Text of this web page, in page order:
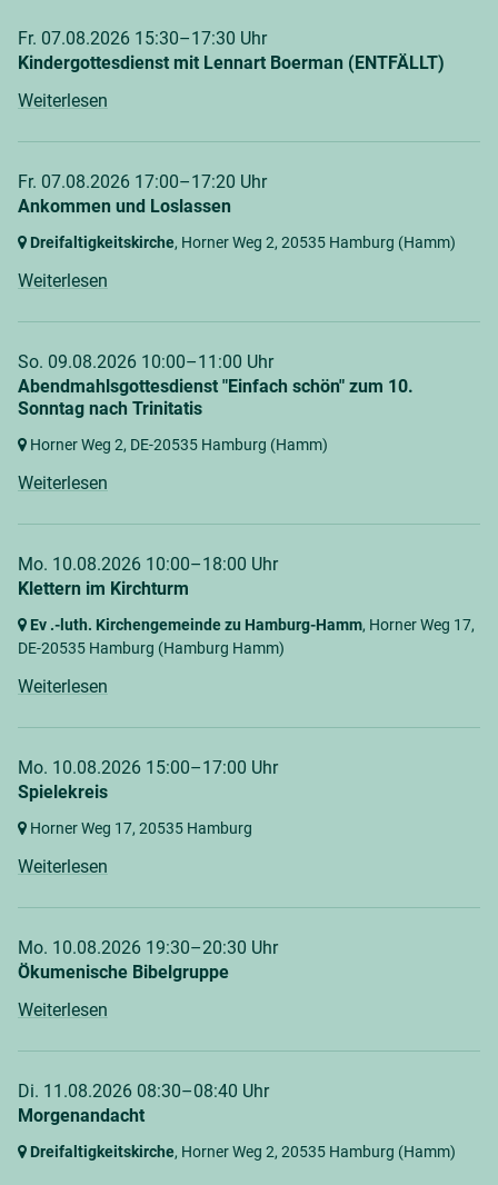
Fr. 07.08.2026 15:30–17:30 Uhr
Kindergottesdienst mit Lennart Boerman (ENTFÄLLT)
Weiterlesen
Fr. 07.08.2026 17:00–17:20 Uhr
Ankommen und Loslassen
Dreifaltigkeitskirche, Horner Weg 2, 20535 Hamburg (Hamm)
Weiterlesen
So. 09.08.2026 10:00–11:00 Uhr
Abendmahlsgottesdienst "Einfach schön" zum 10.
Sonntag nach Trinitatis
Horner Weg 2, DE-20535 Hamburg (Hamm)
Weiterlesen
Mo. 10.08.2026 10:00–18:00 Uhr
Klettern im Kirchturm
Ev .-luth. Kirchengemeinde zu Hamburg-Hamm, Horner Weg 17,
DE-20535 Hamburg (Hamburg Hamm)
Weiterlesen
Mo. 10.08.2026 15:00–17:00 Uhr
Spielekreis
Horner Weg 17, 20535 Hamburg
Weiterlesen
Mo. 10.08.2026 19:30–20:30 Uhr
Ökumenische Bibelgruppe
Weiterlesen
Di. 11.08.2026 08:30–08:40 Uhr
Morgenandacht
Dreifaltigkeitskirche, Horner Weg 2, 20535 Hamburg (Hamm)